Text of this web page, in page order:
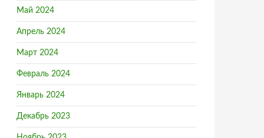
Май 2024
Апрель 2024
Март 2024
Февраль 2024
Январь 2024
Декабрь 2023